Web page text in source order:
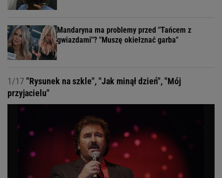
Mandaryna ma problemy przed "Tańcem z
gwiazdami"? "Muszę okiełznać garba"
1/17 "Rysunek na szkle", "Jak minął dzień", "Mój
przyjacielu"